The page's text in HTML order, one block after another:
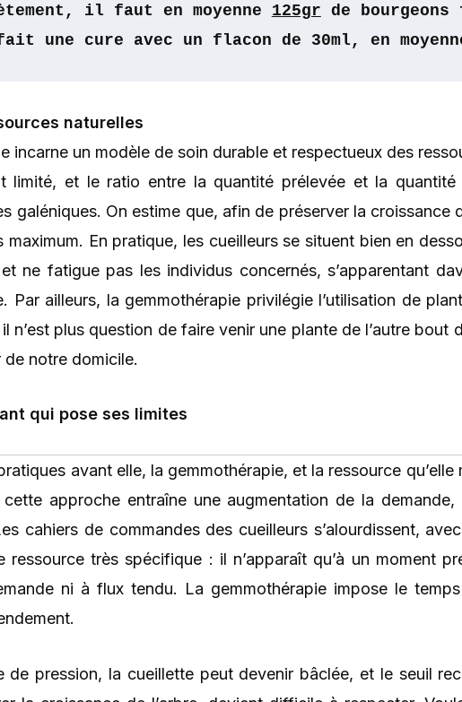
il faut en moyenne 125gr de
fait une cure avec un flacon de 30ml, en
naturelles
incarne un modèle de soin durable et respectueux des
limité, et le ratio entre la quantité prélevée et la
galéniques. On estime que, afin de préserver la croissance
maximum. En pratique, les cueilleurs se situent bien en
ne fatigue pas les individus concernés, s’apparentant
Par ailleurs, la gemmothérapie privilégie l’utilisation de
n’est plus question de faire venir une plante de l’autre
de notre domicile.
qui pose ses limites
avant elle, la gemmothérapie, et la ressource
approche entraîne une augmentation de la
cahiers de commandes des cueilleurs s’alourdissent,
ressource très spécifique : il n’apparaît qu’à un moment
ni à flux tendu. La gemmothérapie impose le
de pression, la cueillette peut devenir bâclée, et le seuil